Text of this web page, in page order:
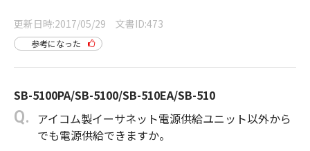
更新日時 2017/05/29 文書ID 473
参考になった
SB-5100PA/SB-5100/SB-510EA/SB-510
アイコム製イーサネット電源供給ユニット以外から
でも電源供給できますか。